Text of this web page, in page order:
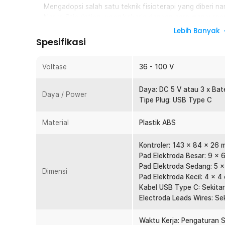
Mengadopsi salah satu teknik fisioterapi yang diberi
yang telah dimodifikasi untuk merangsang sistem
sehingga Anda dapat beristirahat dengan rileks.
Ucapkan selamat tinggal pada alat pijat elektrik yang
menyesuaikan perbedaan rasa lelah atau pegal yang
Akses Pengaturan Mudah
modenya. Alat pijat telah dibekali layar digital dan
Tidak perlu khawatir dengan keamanan pad elektroda
dirancang agar tidak menimbulkan masalah kesehatan
buah pad elektroda yang bisa digunakan berulang kali.
Rincian yang Anda dapatkan untuk pembelian produk
Lebih Banyak
Spesifikasi
Voltase 36 - 100 V
Daya / Power
Daya: DC 5 V atau 3 x
Tipe Plug: USB Type C
Material Plastik ABS
Dimensi
Kontroler: 143 x 84 x 26
Pad Elektroda Besar: 9 x
Pad Elektroda Sedang: 5
Pad Elektroda Kecil: 4 x 4
Kabel USB Type C:
Electroda Leads Wires:
Waktu Kerja: Pengaturan